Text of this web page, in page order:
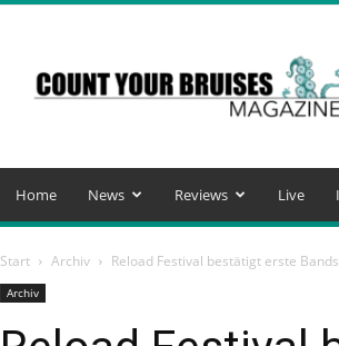
Your
Bruises
Magazine
Home News Reviews Live
Start Archiv Reload Festival bestätigt erste
Archiv